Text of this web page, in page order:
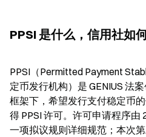
PPSI 是什么，信用社如
PPSI（Permitted Payment
定币发行机构）是 GENIUS 法
框架下，希望发行支付稳定币
得 PPSI 许可。许可申请程序由
一项拟议规则详细规范；本次